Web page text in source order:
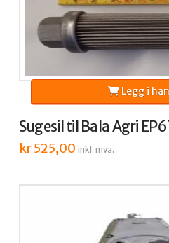
Sugesil til Bala Agri
kr525,00 inkl. mva.
Legg i